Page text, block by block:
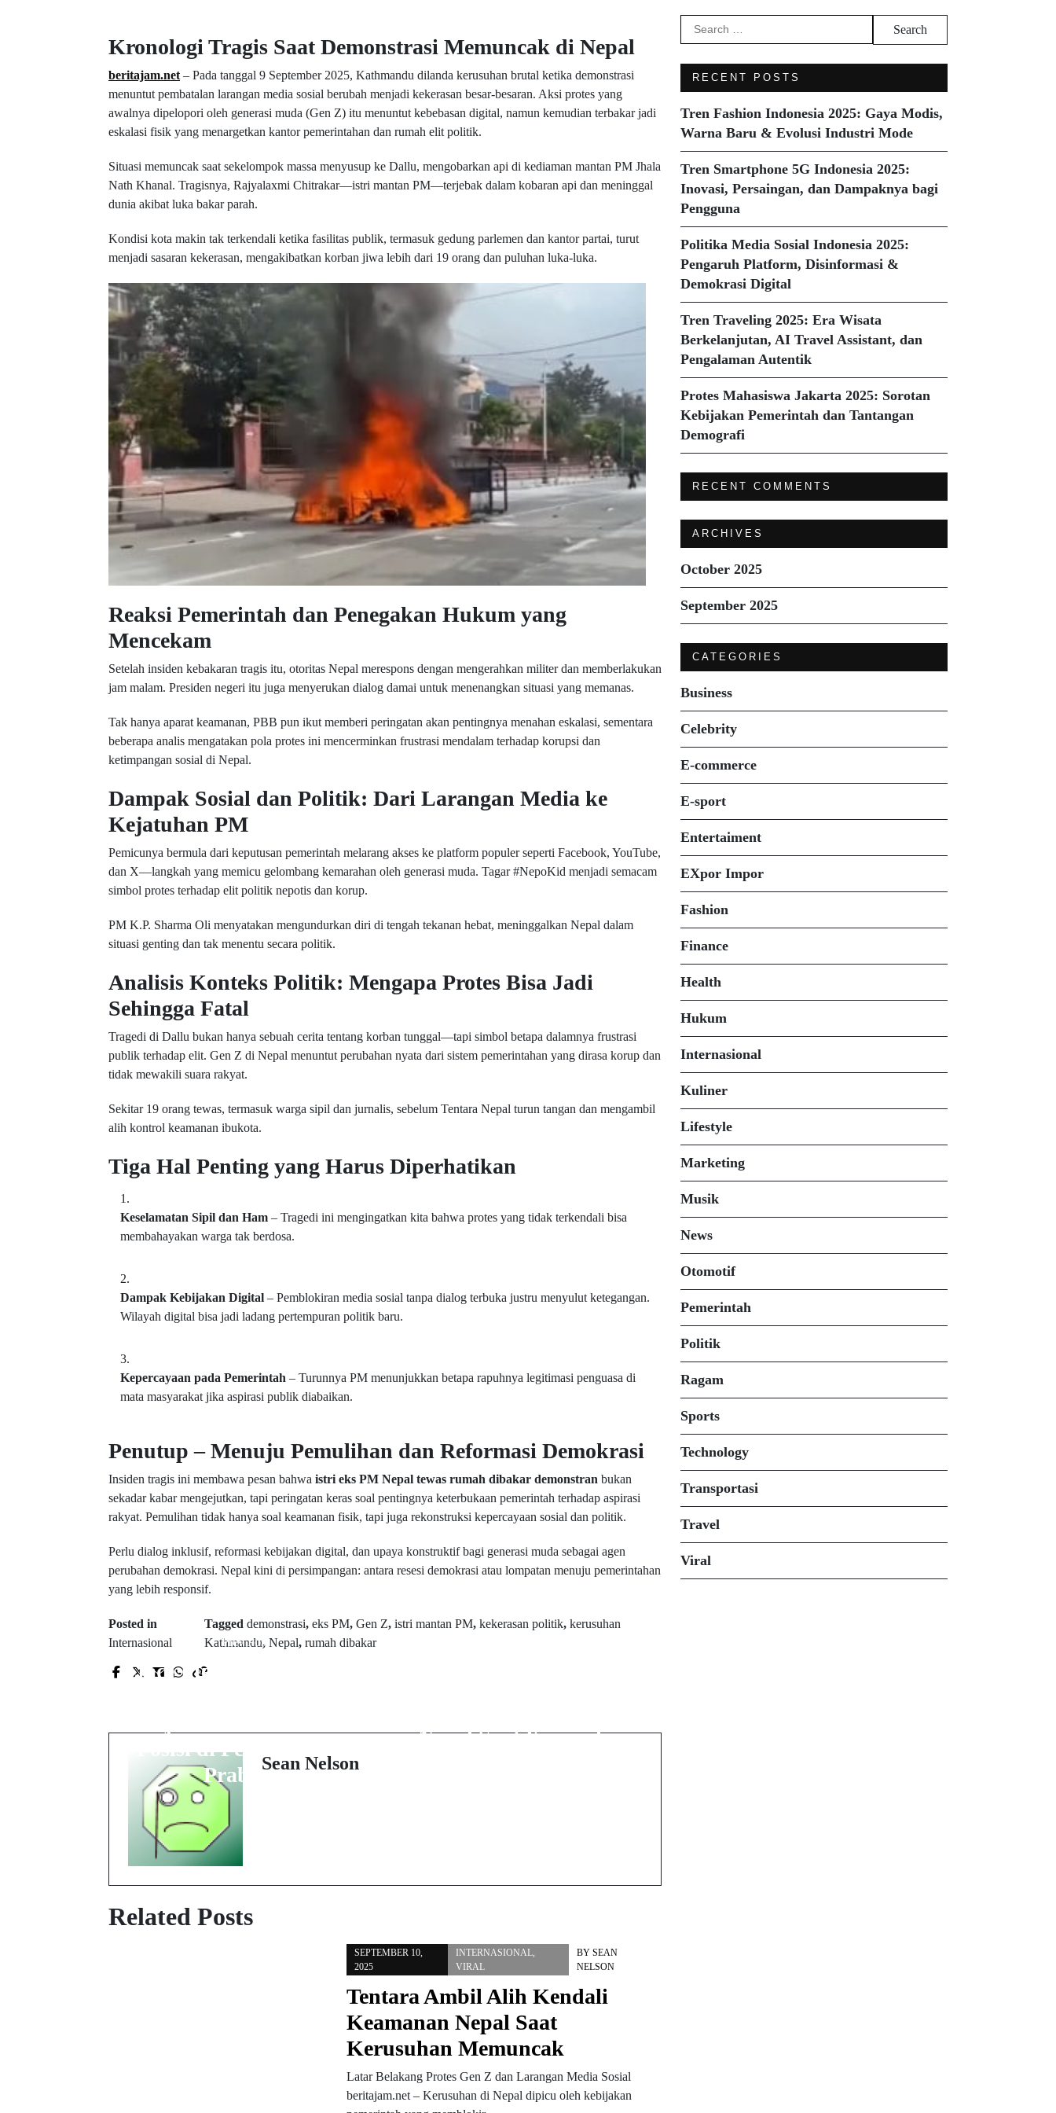
Kronologi Tragis Saat Demonstrasi Memuncak di Nepal
beritajam.net – Pada tanggal 9 September 2025, Kathmandu dilanda kerusuhan brutal ketika demonstrasi
menuntut pembatalan larangan media sosial berubah menjadi kekerasan besar-besaran. Aksi protes yang
awalnya dipelopori oleh generasi muda (Gen Z) itu menuntut kebebasan digital, namun kemudian terbakar jadi
eskalasi fisik yang menargetkan kantor pemerintahan dan rumah elit politik.
Situasi memuncak saat sekelompok massa menyusup ke Dallu, mengobarkan api di kediaman mantan PM Jhala
Nath Khanal. Tragisnya, Rajyalaxmi Chitrakar—istri mantan PM—terjebak dalam kobaran api dan meninggal
dunia akibat luka bakar parah.
Kondisi kota makin tak terkendali ketika fasilitas publik, termasuk gedung parlemen dan kantor partai, turut
menjadi sasaran kekerasan, mengakibatkan korban jiwa lebih dari 19 orang dan puluhan luka-luka.
Reaksi Pemerintah dan Penegakan Hukum yang
Mencekam
Setelah insiden kebakaran tragis itu, otoritas Nepal merespons dengan mengerahkan militer dan memberlakukan
jam malam. Presiden negeri itu juga menyerukan dialog damai untuk menenangkan situasi yang memanas.
Tak hanya aparat keamanan, PBB pun ikut memberi peringatan akan pentingnya menahan eskalasi, sementara
beberapa analis mengatakan pola protes ini mencerminkan frustrasi mendalam terhadap korupsi dan
ketimpangan sosial di Nepal.
Dampak Sosial dan Politik: Dari Larangan Media ke
Kejatuhan PM
Pemicunya bermula dari keputusan pemerintah melarang akses ke platform populer seperti Facebook, YouTube,
dan X—langkah yang memicu gelombang kemarahan oleh generasi muda. Tagar #NepoKid menjadi semacam
simbol protes terhadap elit politik nepotis dan korup.
PM K.P. Sharma Oli menyatakan mengundurkan diri di tengah tekanan hebat, meninggalkan Nepal dalam
situasi genting dan tak menentu secara politik.
Analisis Konteks Politik: Mengapa Protes Bisa Jadi
Sehingga Fatal
Tragedi di Dallu bukan hanya sebuah cerita tentang korban tunggal—tapi simbol betapa dalamnya frustrasi
publik terhadap elit. Gen Z di Nepal menuntut perubahan nyata dari sistem pemerintahan yang dirasa korup dan
tidak mewakili suara rakyat.
Sekitar 19 orang tewas, termasuk warga sipil dan jurnalis, sebelum Tentara Nepal turun tangan dan mengambil
alih kontrol keamanan ibukota.
Tiga Hal Penting yang Harus Diperhatikan
Keselamatan Sipil dan Ham – Tragedi ini mengingatkan kita bahwa protes yang tidak terkendali bisa
membahayakan warga tak berdosa.
Dampak Kebijakan Digital – Pemblokiran media sosial tanpa dialog terbuka justru menyulut ketegangan.
Wilayah digital bisa jadi ladang pertempuran politik baru.
Kepercayaan pada Pemerintah – Turunnya PM menunjukkan betapa rapuhnya legitimasi penguasa di
mata masyarakat jika aspirasi publik diabaikan.
Penutup – Menuju Pemulihan dan Reformasi Demokrasi
Insiden tragis ini membawa pesan bahwa istri eks PM Nepal tewas rumah dibakar demonstran bukan
sekadar kabar mengejutkan, tapi peringatan keras soal pentingnya keterbukaan pemerintah terhadap aspirasi
rakyat. Pemulihan tidak hanya soal keamanan fisik, tapi juga rekonstruksi kepercayaan sosial dan politik.
Perlu dialog inklusif, reformasi kebijakan digital, dan upaya konstruktif bagi generasi muda sebagai agen
perubahan demokrasi. Nepal kini di persimpangan: antara resesi demokrasi atau lompatan menuju pemerintahan
yang lebih responsif.
Posted in
Internasional
Tagged demonstrasi, eks PM, Gen Z, istri mantan PM, kekerasan politik, kerusuhan
Kathmandu, Nepal, rumah dibakar
Prev Post
Jadi Menko Polkam Ad
Posisi di Pemerintahan
Prabowo
Nepal Saat Kerusuhan
Sean Nelson
Related Posts
SEPTEMBER 10,
2025
INTERNASIONAL,
VIRAL
BY SEAN
NELSON
Tentara Ambil Alih Kendali
Keamanan Nepal Saat
Kerusuhan Memuncak
Latar Belakang Protes Gen Z dan Larangan Media Sosial
beritajam.net – Kerusuhan di Nepal dipicu oleh kebijakan
Search
for:
RECENT POSTS
Tren Fashion Indonesia 2025: Gaya Modis,
Warna Baru & Evolusi Industri Mode
Tren Smartphone 5G Indonesia 2025:
Inovasi, Persaingan, dan Dampaknya bagi
Pengguna
Politika Media Sosial Indonesia 2025:
Pengaruh Platform, Disinformasi &
Demokrasi Digital
Tren Traveling 2025: Era Wisata
Berkelanjutan, AI Travel Assistant, dan
Pengalaman Autentik
Protes Mahasiswa Jakarta 2025: Sorotan
Kebijakan Pemerintah dan Tantangan
Demografi
RECENT COMMENTS
ARCHIVES
October 2025
September 2025
CATEGORIES
Business
Celebrity
E-commerce
E-sport
Entertaiment
EXpor Impor
Fashion
Finance
Health
Hukum
Internasional
Kuliner
Lifestyle
Marketing
Musik
News
Otomotif
Pemerintah
Politik
Ragam
Sports
Technology
Transportasi
Travel
Viral